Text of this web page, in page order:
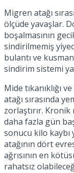
View All Result
Migren atağı
ölçüde yavaşlar.
boşalmasının
sindirilmemiş
bulantı ve
sindirim sistemi
Mide tıkanıklığı
atağı sırasında
zorlaştırır.
daha fazla gün
sonucu kilo kaybı
atağının dört
ağrısının en
rahatsız